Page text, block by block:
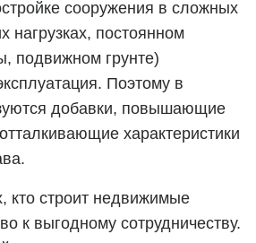
сооружения в сложных
нагрузках, постоянном
подвижном грунте)
Поэтому в
добавки, повышающие
характеристики
кто строит недвижимые
к выгодному сотрудничеству.